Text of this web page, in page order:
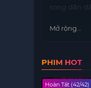
song dần
Điểm cuốn
biến cố
Khán giả
Mở rộng...
PHIM HOT
Hoàn Tất (42/42)